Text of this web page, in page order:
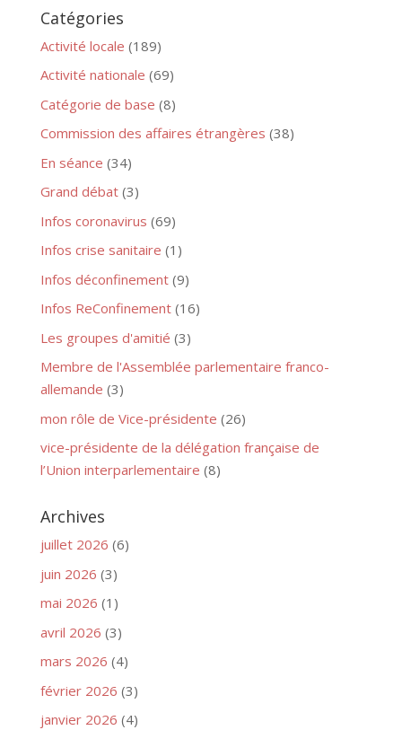
Catégories
Activité locale (189)
Activité nationale (69)
Catégorie de base (8)
Commission des affaires étrangères (38)
En séance (34)
Grand débat(3)
Infos coronavirus (69)
Infos crise sanitaire (1)
Infos déconfinement(9)
Infos ReConfinement(16)
Les groupes d'amitié (3)
Membre de l'Assemblée parlementaire franco-
allemande (3)
mon rôle de Vice-présidente (26)
vice-présidente de la délégation française de
l’Union interparlementaire (8)
Archives
juillet 2026 (6)
juin 2026 (3)
mai 2026 (1)
avril 2026 (3)
mars 2026 (4)
février 2026 (3)
janvier 2026 (4)